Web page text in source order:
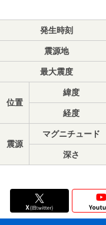
発生時刻
震源地
最大震度
位置
緯度
経度
震源
マグニチュード
深さ